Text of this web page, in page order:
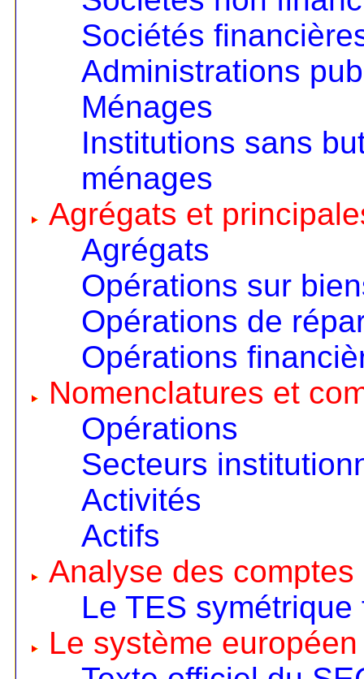
Sociétés
Administrations
Ménages
Institutions sans
ménages
Agrégats et
Agrégats
Opérations sur
Opérations de
Opérations
Nomenclatures et
Opérations
Secteurs
Activités
Actifs
Analyse des
Le TES symétrique
Le système